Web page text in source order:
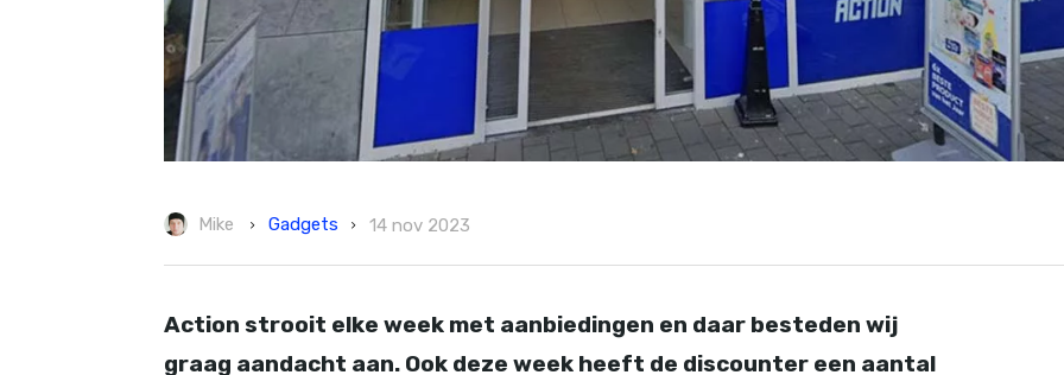
Mike Gadgets 14 nov 2023
Action strooit elke week met aanbiedingen en daar besteden wij
graag aandacht aan. Ook deze week heeft de discounter een aantal